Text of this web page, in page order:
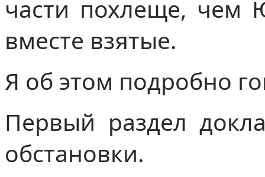
части похлеще, чем
вместе взятые.
Я об этом подробно
Первый раздел
обстановки.